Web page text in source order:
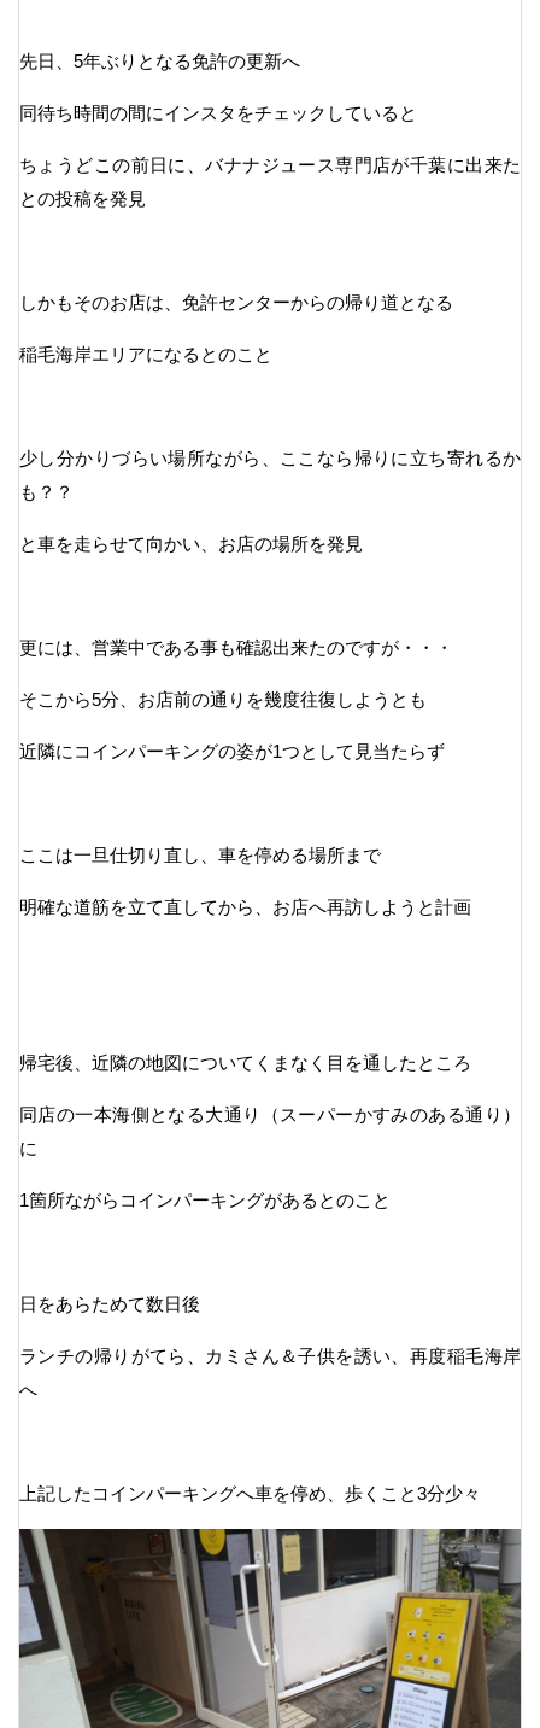
先日、5年ぶりとなる免許の更新へ
同待ち時間の間にインスタをチェックしていると
ちょうどこの前日に、バナナジュース専門店が千葉に出来た
との投稿を発見
しかもそのお店は、免許センターからの帰り道となる
稲毛海岸エリアになるとのこと
少し分かりづらい場所ながら、ここなら帰りに立ち寄れるか
も？？
と車を走らせて向かい、お店の場所を発見
更には、営業中である事も確認出来たのですが・・・
そこから5分、お店前の通りを幾度往復しようとも
近隣にコインパーキングの姿が1つとして見当たらず
ここは一旦仕切り直し、車を停める場所まで
明確な道筋を立て直してから、お店へ再訪しようと計画
帰宅後、近隣の地図についてくまなく目を通したところ
同店の一本海側となる大通り（スーパーかすみのある通り）
に
1箇所ながらコインパーキングがあるとのこと
日をあらためて数日後
ランチの帰りがてら、カミさん＆子供を誘い、再度稲毛海岸
へ
上記したコインパーキングへ車を停め、歩くこと3分少々